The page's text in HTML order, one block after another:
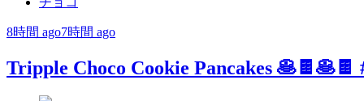
8時間 ago7時間 ago
Tripple Choco Cookie Pancakes